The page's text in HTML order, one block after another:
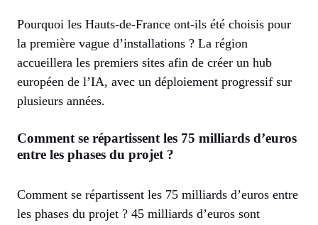
Pourquoi les Hauts-de-France ont-ils été choisis pour
la première vague d’installations ? La région
accueillera les premiers sites afin de créer un hub
européen de l’IA, avec un déploiement progressif sur
plusieurs années.
Comment se répartissent les 75 milliards d’euros
entre les phases du projet ?
Comment se répartissent les 75 milliards d’euros entre
les phases du projet ? 45 milliards d’euros sont